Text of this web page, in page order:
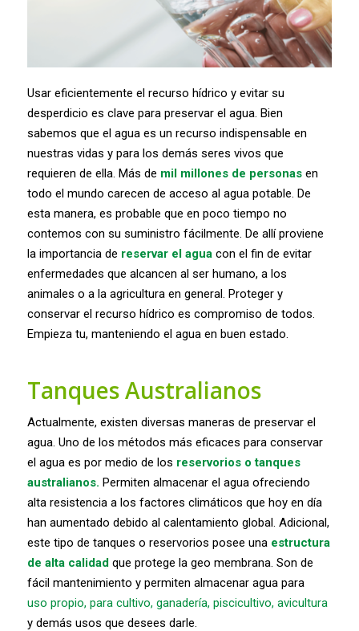
Usar eficientemente el recurso hídrico y evitar su
desperdicio es clave para preservar el agua. Bien
sabemos que el agua es un recurso indispensable en
nuestras vidas y para los demás seres vivos que
requieren de ella. Más de mil millones de personasen
todo el mundo carecen de acceso al agua potable. De
esta manera, es probable que en poco tiempo no
contemos con su suministro fácilmente. De allí proviene
la importancia de reservar el aguacon el fin de evitar
enfermedades que alcancen al ser humano, a los
animales o a la agricultura en general. Proteger y
conservar el recurso hídrico es compromiso de todos.
Empieza tu, manteniendo el agua en buen estado.
Tanques Australianos
Actualmente, existen diversas maneras de preservar el
agua. Uno de los métodos más eficaces para conservar
el agua es por medio de los reservorios o tanques
australianos. Permiten almacenar el agua ofreciendo
alta resistencia a los factores climáticos que hoy en día
han aumentado debido al calentamiento global. Adicional,
este tipo de tanques o reservorios posee una estructura
de alta calidad que protege la geo membrana. Son de
fácil mantenimiento y permiten almacenar agua para
uso propio, para cultivo, ganadería, piscicultivo, avicultura
y demás usos que desees darle.